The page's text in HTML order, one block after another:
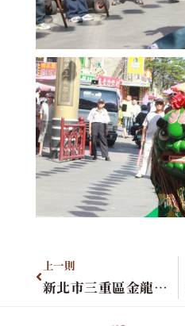
上一則
新北市三重區金龍太子宮